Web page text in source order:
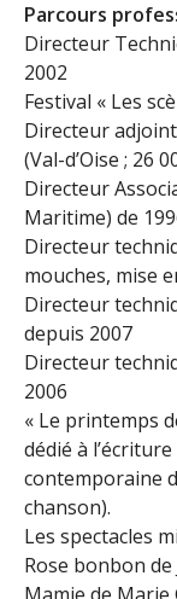
Parcours
Directeur
2002
Festival « Les
Directeur
(Val-d’Oise ; 26
Directeur
Maritime) de
Directeur
mouches, mise
Directeur
depuis 2007
Directeur
2006
« Le printemps
dédié à l’écriture
contemporaine
chanson).
Les spectacles
Rose bonbon de